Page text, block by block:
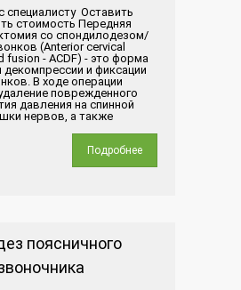
специалисту Оставить
стоимость Передняя
со спондилодезом/
(Anterior cervical
fusion - ACDF) - это форма
декомпрессии и фиксации
В ходе операции
поврежденного
давления на спинной
нервов, а также
Подробнее
поясничного